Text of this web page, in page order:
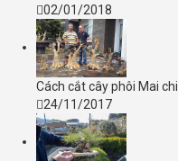
02/01/2018
Cách cắt cây phôi Mai
24/11/2017